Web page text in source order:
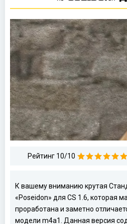
Рейтинг 10/10
К вашему вниманию крутая
«Poseidon» для CS 1.6, которая
проработана и заметно
модели m4a1. Данная версия